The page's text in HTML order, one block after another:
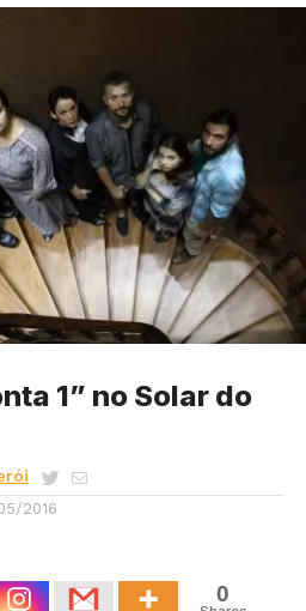
1” no Solar do
2016
0